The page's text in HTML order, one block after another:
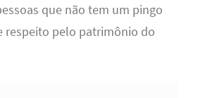
que não tem um pingo
respeito pelo patrimônio do